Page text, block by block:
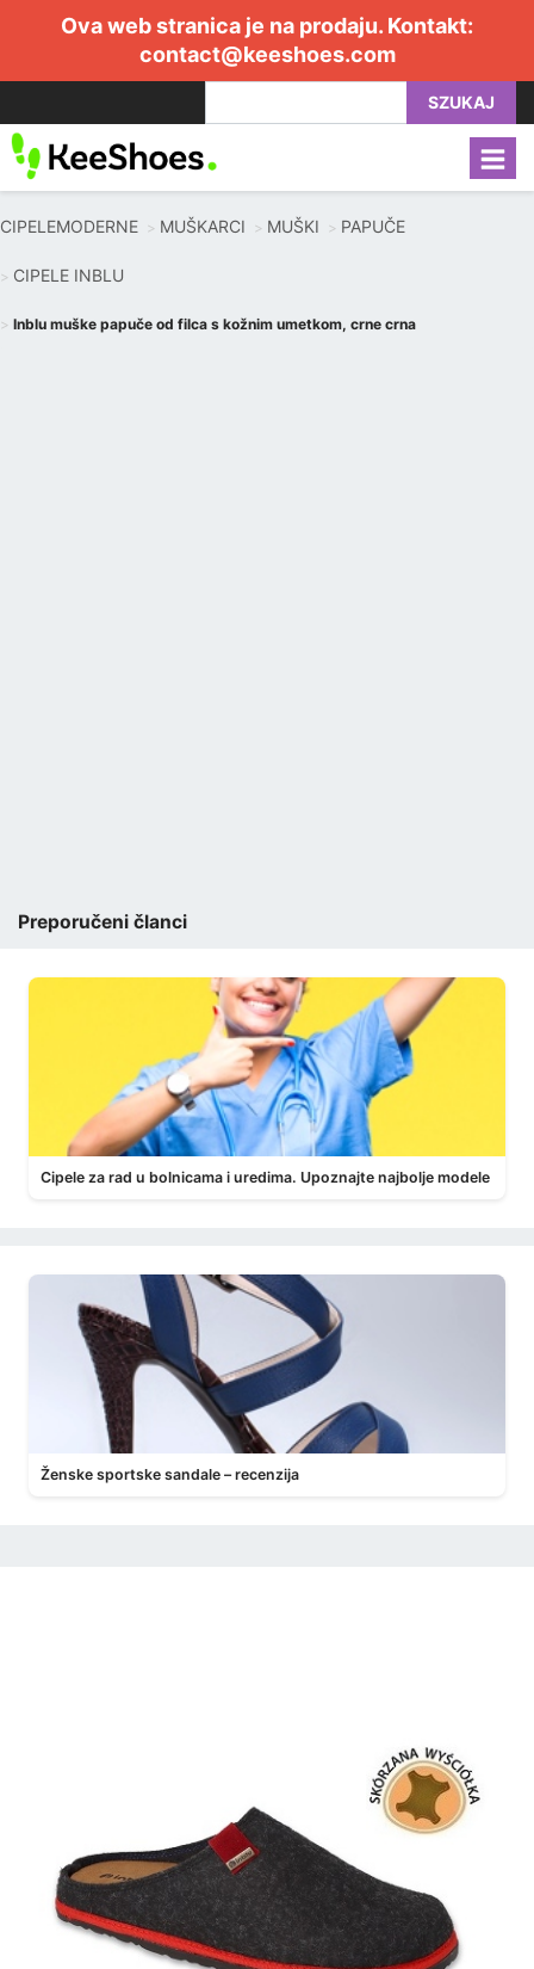
Ova web stranica je na prodaju. Kontakt:
contact@keeshoes.com
SZUKAJ
CIPELEMODERNE MUŠKARCI MUŠKI PAPUČE
CIPELE INBLU
Inblu muške papuče od filca s kožnim umetkom, crne crna
Preporučeni članci
Cipele za rad u bolnicama i uredima. Upoznajte najbolje modele
Ženske sportske sandale – recenzija